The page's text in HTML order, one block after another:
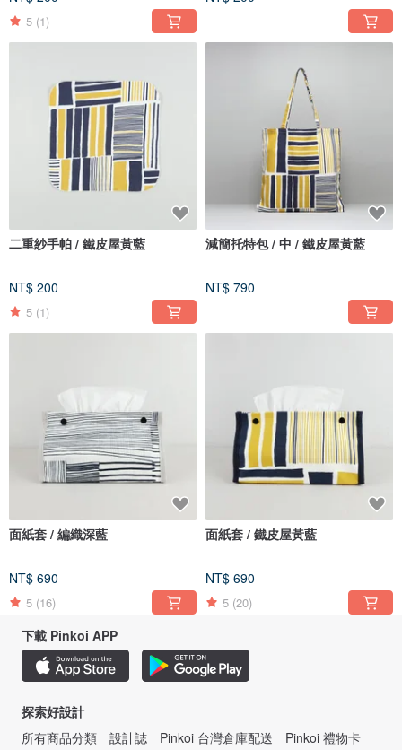
5 (1)
二重紗手帕 / 鐵皮屋黃藍
NT$ 200
5 (1)
減簡托特包 / 中 / 鐵皮屋黃藍
NT$ 790
面紙套 / 編織深藍
NT$ 690
5 (16)
面紙套 / 鐵皮屋黃藍
NT$ 690
5 (20)
下載 Pinkoi APP
探索好設計
所有商品分類
設計誌 Pinkoi 台灣倉庫配送
Pinkoi 禮物卡